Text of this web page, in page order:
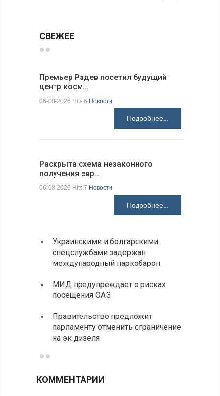
СВЕЖЕЕ
Премьер Радев посетил будущий
центр косм…
06-08-2026 Hits:6 Новости
Подробнее...
Раскрыта схема незаконного
получения евр…
06-08-2026 Hits:7 Новости
Подробнее...
Украинскими и болгарскими
спецслужбами задержан
международный наркобарон
МИД предупреждает о рисках
посещения ОАЭ
Правительство предложит
парламенту отменить ограничение
на эк дизеля
КОММЕНТАРИИ